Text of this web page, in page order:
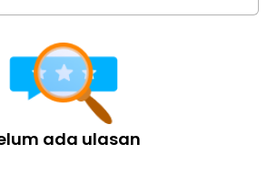
untuk pembelian produk ini:
ada ulasan